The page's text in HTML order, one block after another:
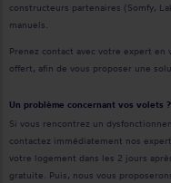
constructeurs partenaires (Somfy,
manuels.
Prenez contact avec votre expert
offert, afin de vous proposer une
Un problème concernant vos volets
Si vous rencontrez un
contactez immédiatement nos
votre logement dans les 2 jours
gratuite. Puis, nous vous